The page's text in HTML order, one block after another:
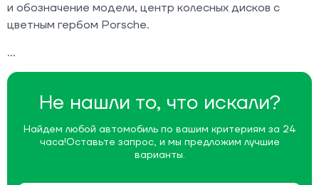
Не нашли то, что искали?
Найдем любой автомобиль по вашим критериям за 24
часа!Оставьте запрос, и мы предложим лучшие
варианты.
и обозначение модели, центр колесных дисков с
цветным гербом Porsche.